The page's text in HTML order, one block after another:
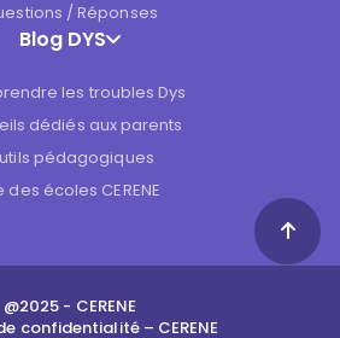
/ Réponses
Blog DYS
les troubles Dys
dédiés aux parents
pédagogiques
des écoles CERENE
@2025 - CERENE
confidentialité – CERENE